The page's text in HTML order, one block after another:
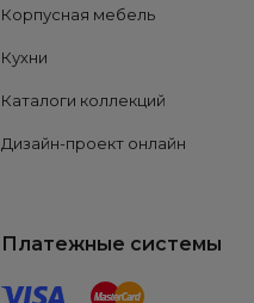
Корпусная мебель
Кухни
Каталоги коллекций
Дизайн-проект онлайн
Платежные системы